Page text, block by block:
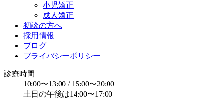
小児矯正
成人矯正
初診の方へ
採用情報
ブログ
プライバシーポリシー
診療時間
10:00〜13:00 / 15:00〜20:00
土日の午後は14:00〜17:00